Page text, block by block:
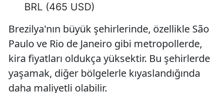
BRL (465 USD)
Brezilya'nın büyük şehirlerinde, özellikle São
Paulo ve Rio de Janeiro gibi metropollerde,
kira fiyatları oldukça yüksektir. Bu şehirlerde
yaşamak, diğer bölgelerle kıyaslandığında
daha maliyetli olabilir.